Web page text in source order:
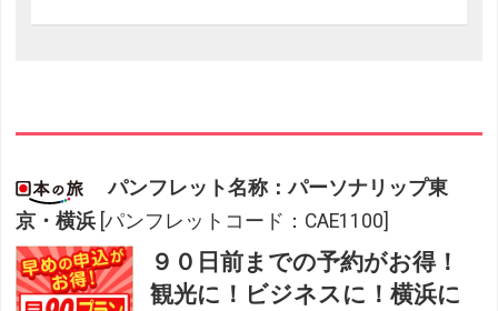
パンフレット名称：パーソナリップ東
京・横浜 [パンフレットコード：CAE1100]
９０日前までの予約がお得！
観光に！ビジネスに！横浜に